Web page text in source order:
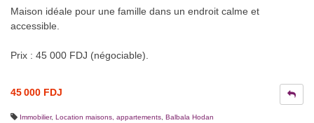
Maison idéale pour une famille dans un endroit calme et
accessible.
Prix : 45 000 FDJ (négociable).
45 000 FDJ
Immobilier, Location maisons, appartements Balbala Hodan